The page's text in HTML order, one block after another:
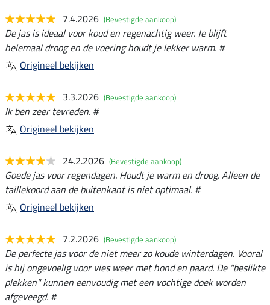
7.4.2026 (Bevestigde aankoop)
De jas is ideaal voor koud en regenachtig weer. Je blijft
helemaal droog en de voering houdt je lekker warm. #
Origineel bekijken
3.3.2026 (Bevestigde aankoop)
Ik ben zeer tevreden. #
Origineel bekijken
24.2.2026 (Bevestigde aankoop)
Goede jas voor regendagen. Houdt je warm en droog. Alleen de
taillekoord aan de buitenkant is niet optimaal. #
Origineel bekijken
7.2.2026 (Bevestigde aankoop)
De perfecte jas voor de niet meer zo koude winterdagen. Vooral
is hij ongevoelig voor vies weer met hond en paard. De "beslikte
plekken" kunnen eenvoudig met een vochtige doek worden
afgeveegd. #